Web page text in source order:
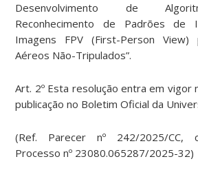
Desenvolvimento de
Reconhecimento de Padrões de
Imagens FPV (First-Person View)
Aéreos Não-Tripulados”.
Art. 2º Esta resolução entra em vigor
publicação no Boletim Oficial da
(Ref. Parecer nº 242/2025/CC,
Processo nº 23080.065287/2025-32)